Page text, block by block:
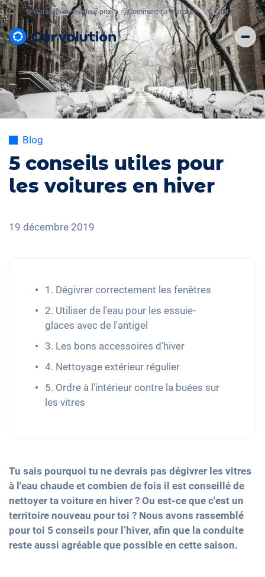
💸Garantie du meilleur prix 🤔Comment ça marche? 📞Contact
Blog
5 conseils utiles pour
les voitures en hiver
19 décembre 2019
1. Dégivrer correctement les fenêtres
2. Utiliser de l'eau pour les essuie-
glaces avec de l'antigel
3. Les bons accessoires d'hiver
4. Nettoyage extérieur régulier
5. Ordre à l'intérieur contre la buées sur
les vitres
Tu sais pourquoi tu ne devrais pas dégivrer les vitres
à l'eau chaude et combien de fois il est conseillé de
nettoyer ta voiture en hiver ? Ou est-ce que c'est un
territoire nouveau pour toi ? Nous avons rassemblé
pour toi 5 conseils pour l’hiver, afin que la conduite
reste aussi agréable que possible en cette saison.